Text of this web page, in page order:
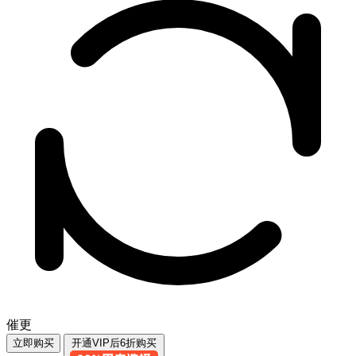
催更
立即购买 开通VIP后6折购买